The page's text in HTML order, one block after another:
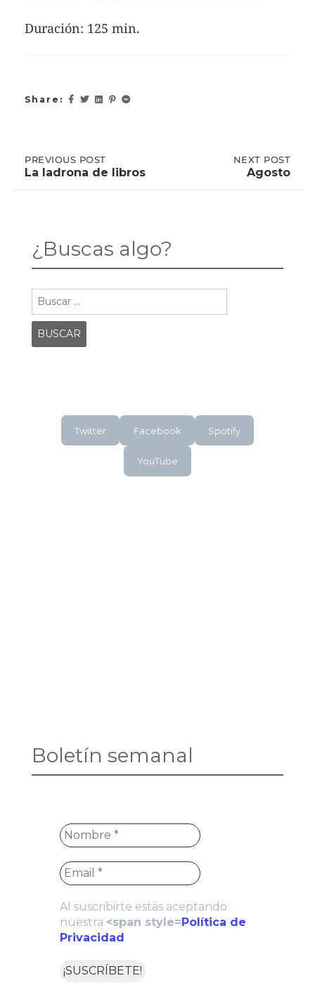
Duración: 125 min.
Share:
Post
PREVIOUS
POST:
PREVIOUS POST
La ladrona de libros
NEXT POST
Agosto
¿Buscas algo?
Twitter Facebook Spotify
YouTube
Boletín semanal
Al suscribirte estás aceptando
nuestra <span style=Política de
Privacidad